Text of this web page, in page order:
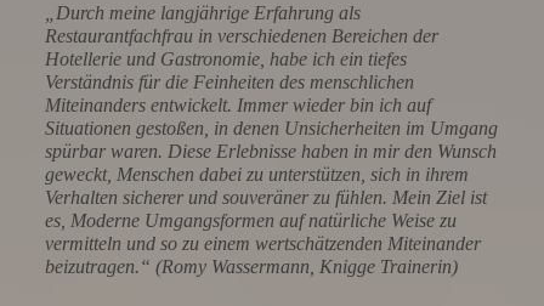
„Durch meine langjährige Erfahrung als
Restaurantfachfrau in verschiedenen Bereichen der
Hotellerie und Gastronomie, habe ich ein tiefes
Verständnis für die Feinheiten des menschlichen
Miteinanders entwickelt. Immer wieder bin ich auf
Situationen gestoßen, in denen Unsicherheiten im Umgang
spürbar waren. Diese Erlebnisse haben in mir den Wunsch
geweckt, Menschen dabei zu unterstützen, sich in ihrem
Verhalten sicherer und souveräner zu fühlen. Mein Ziel ist
es, Moderne Umgangsformen auf natürliche Weise zu
vermitteln und so zu einem wertschätzenden Miteinander
beizutragen.“ (Romy Wassermann, Knigge Trainerin)